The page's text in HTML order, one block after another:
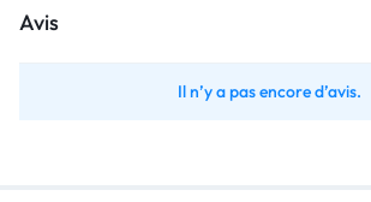
Avis
Il n’y a pas encore d’avis.